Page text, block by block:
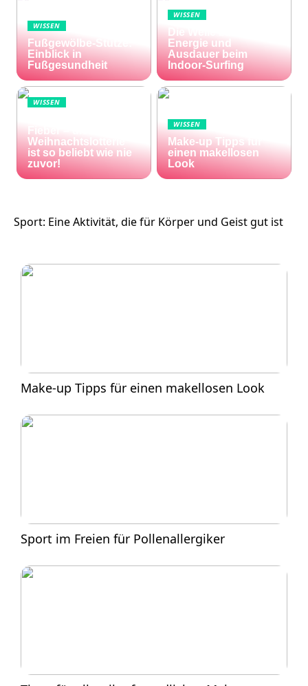
WISSEN
Fußgewölbe-Stütze:
Einblick in
Fußgesundheit
WISSEN
Die Welle zu Hause:
Energie und
Ausdauer beim
Indoor-Surfing
WISSEN
Fieber – die El Gordo
Weihnachtslotterie
ist so beliebt wie nie
zuvor!
WISSEN
Make-up Tipps für
einen makellosen
Look
Sport: Eine Aktivität, die für Körper und Geist gut ist
Make-up Tipps für einen makellosen Look
Sport im Freien für Pollenallergiker